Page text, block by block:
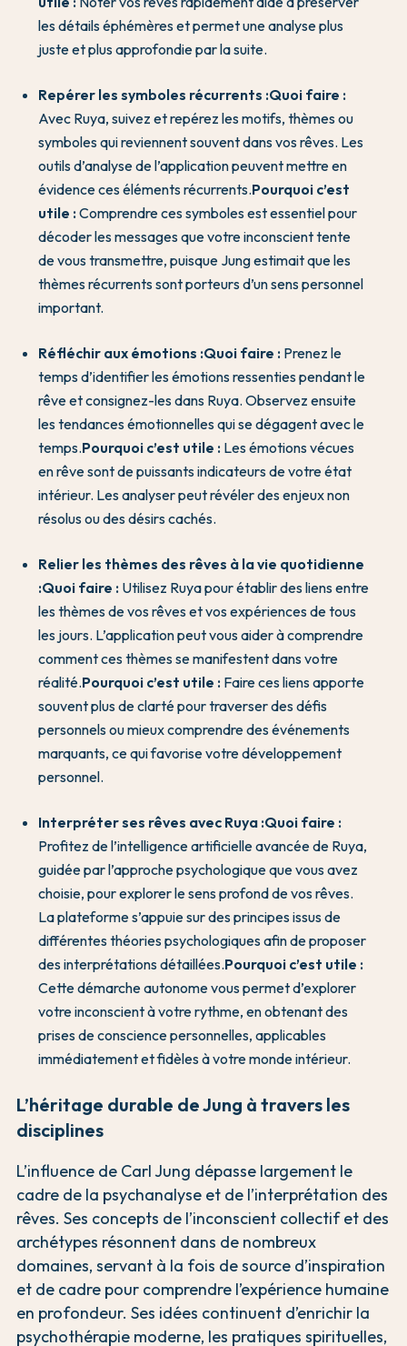
les détails éphémères et permet une analyse plus
juste et plus approfondie par la suite.
Repérer les symboles récurrents :Quoi faire :
Avec Ruya, suivez et repérez les motifs, thèmes ou
symboles qui reviennent souvent dans vos rêves. Les
outils d’analyse de l’application peuvent mettre en
évidence ces éléments récurrents.Pourquoi c’est
utile :Comprendre ces symboles est essentiel pour
décoder les messages que votre inconscient tente
de vous transmettre, puisque Jung estimait que les
thèmes récurrents sont porteurs d’un sens personnel
important.
Réfléchir aux émotions :Quoi faire : Prenez le
temps d’identifier les émotions ressenties pendant le
rêve et consignez-les dans Ruya. Observez ensuite
les tendances émotionnelles qui se dégagent avec le
temps.Pourquoi c’est utile : Les émotions vécues
en rêve sont de puissants indicateurs de votre état
intérieur. Les analyser peut révéler des enjeux non
résolus ou des désirs cachés.
Relier les thèmes des rêves à la vie quotidienne
:Quoi faire : Utilisez Ruya pour établir des liens entre
les thèmes de vos rêves et vos expériences de tous
les jours. L’application peut vous aider à comprendre
comment ces thèmes se manifestent dans votre
réalité.Pourquoi c’est utile : Faire ces liens apporte
souvent plus de clarté pour traverser des défis
personnels ou mieux comprendre des événements
marquants, ce qui favorise votre développement
personnel.
Interpréter ses rêves avec Ruya :Quoi faire :
Profitez de l’intelligence artificielle avancée de Ruya,
guidée par l’approche psychologique que vous avez
choisie, pour explorer le sens profond de vos rêves.
La plateforme s’appuie sur des principes issus de
différentes théories psychologiques afin de proposer
des interprétations détaillées.Pourquoi c’est utile :
Cette démarche autonome vous permet d’explorer
votre inconscient à votre rythme, en obtenant des
prises de conscience personnelles, applicables
immédiatement et fidèles à votre monde intérieur.
L’héritage durable de Jung à travers les
disciplines
L’influence de Carl Jung dépasse largement le
cadre de la psychanalyse et de l’interprétation des
rêves. Ses concepts de l’inconscient collectif et des
archétypes résonnent dans de nombreux
domaines, servant à la fois de source d’inspiration
et de cadre pour comprendre l’expérience humaine
en profondeur. Ses idées continuent d’enrichir la
psychothérapie moderne, les pratiques spirituelles,